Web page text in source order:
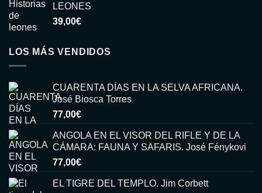
LEONES
39,00€
LOS MÁS VENDIDOS
CUARENTA DÍAS EN LA SELVA AFRICANA.
José Biosca Torres
77,00€
ANGOLA EN EL VISOR DEL RIFLE Y DE LA
CÁMARA: FAUNA Y SAFARIS. José Fénykovi
77,00€
EL TIGRE DEL TEMPLO. Jim Corbett